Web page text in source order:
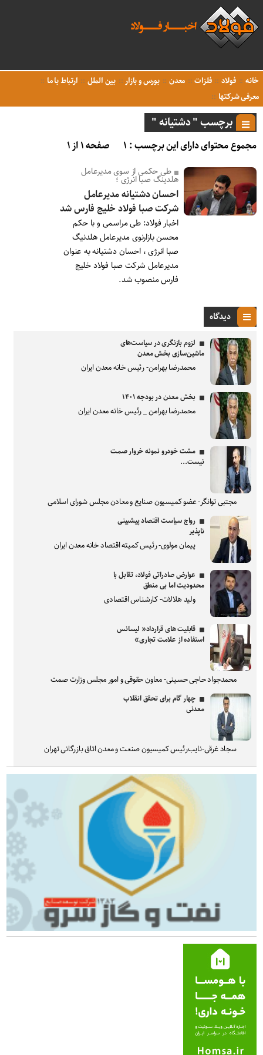
خانه فولاد فلزات معدن بورس و بازار بین الملل
ارتباط با ما
معرفی شرکتها
برچسب " دشتیانه "
مجموع محتوای دارای این برچسب : ۱ صفحه ۱ از ۱
طی حکمی از سوی مدیرعامل
هلدینگ صبا انرژی ؛
احسان دشتیانه مدیرعامل
شرکت صبا فولاد خلیج فارس شد
اخبار فولاد: طی مراسمی و با حکم
محسن بازارنوی مدیرعامل هلدنیگ
صبا انرژی ، احسان دشتیانه به عنوان
مدیرعامل شرکت صبا فولاد خلیج
فارس منصوب شد.
دیدگاه
لزوم بازنگری در سیاست‌های
ماشین‌سازی بخش معدن
محمدرضا بهرامن- رئیس خانه معدن ایران
بخش معدن در بودجه ۱۴۰۱
محمدرضا بهرامن _ رئیس خانه معدن ایران
مشت خودرو نمونه خروار صمت
نیست...
مجتبی توانگر- عضو کمیسیون صنایع و معادن مجلس شورای اسلامی
رواج سیاست اقتصاد پیشبینی
ناپذیر
پیمان مولوی- رئیس کمیته اقتصاد خانه معدن ایران
عوارض صادراتی فولاد، تقابل با
محدودیت اما بی منطق
ولید هلالات- کارشناس اقتصادی
قابلیت های قرارداد« لیسانس
استفاده از علامت تجاری»
محمدجواد حاجی حسینی- معاون حقوقی و امور مجلس وزارت صمت
چهار گام برای تحقق انقلاب
معدنی
سجاد غرقی-نایب‌رئیس کمیسیون صنعت و معدن اتاق بازرگانی تهران